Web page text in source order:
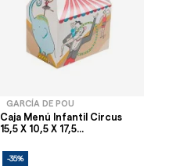
GARCÍA DE POU
Caja Menú Infantil Circus
15,5 X 10,5 X 17,5...
-35%